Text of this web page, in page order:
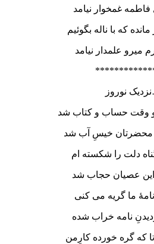
غمخوار نیامد
که با ناله بگوئیم
میرو علمدار نیامد
وقت حساب و کتاب شد
محضرتان خیسِ آب شد
دلت را شکسته ام
این عصیان حجاب شد
ما گریه می کنی
نامه خراب شده
تا که گره خورده کارِمن